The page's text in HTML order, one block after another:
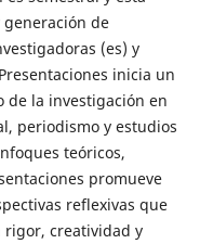
de
(es) y
inicia un
de la investigación en
periodismo y estudios
teóricos,
promueve
reflexivas que
rigor, creatividad y